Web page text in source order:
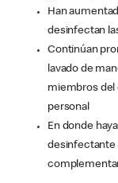
Han
desinfectan
Continúan
lavado de
miembros del
personal
En donde
desinfectante